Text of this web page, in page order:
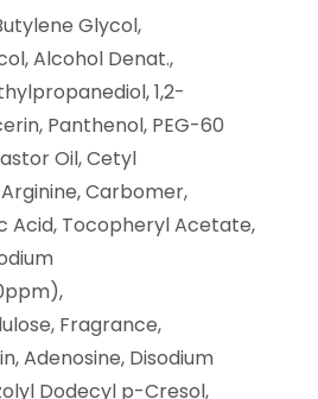
Glycol,
Alcohol Denat.,
1,2-
Panthenol, PEG-60
Oil, Cetyl
Carbomer,
Acid, Tocopheryl Acetate,
Fragrance,
Adenosine, Disodium
Dodecyl p-Cresol,